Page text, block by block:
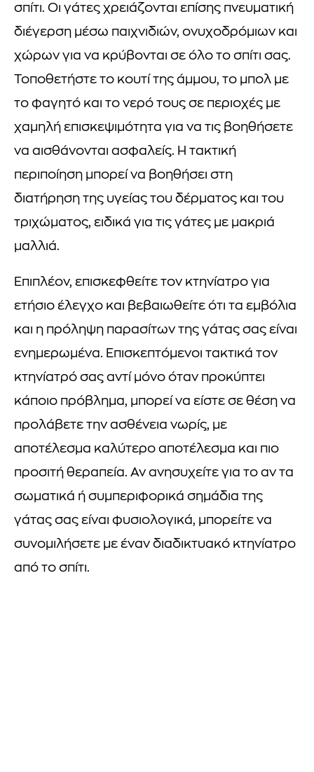
σπίτι. Οι γάτες χρειάζονται επίσης πνευματική
διέγερση μέσω παιχνιδιών, ονυχοδρόμιων και
χώρων για να κρύβονται σε όλο το σπίτι σας.
Τοποθετήστε το κουτί της άμμου, το μπολ με
το φαγητό και το νερό τους σε περιοχές με
χαμηλή επισκεψιμότητα για να τις βοηθήσετε
να αισθάνονται ασφαλείς. Η τακτική
περιποίηση μπορεί να βοηθήσει στη
διατήρηση της υγείας του δέρματος και του
τριχώματος, ειδικά για τις γάτες με μακριά
μαλλιά.
Επιπλέον, επισκεφθείτε τον κτηνίατρο για
ετήσιο έλεγχο και βεβαιωθείτε ότι τα εμβόλια
και η πρόληψη παρασίτων της γάτας σας είναι
ενημερωμένα. Επισκεπτόμενοι τακτικά τον
κτηνίατρό σας αντί μόνο όταν προκύπτει
κάποιο πρόβλημα, μπορεί να είστε σε θέση να
προλάβετε την ασθένεια νωρίς, με
αποτέλεσμα καλύτερο αποτέλεσμα και πιο
προσιτή θεραπεία. Αν ανησυχείτε για το αν τα
σωματικά ή συμπεριφορικά σημάδια της
γάτας σας είναι φυσιολογικά, μπορείτε να
συνομιλήσετε με έναν διαδικτυακό κτηνίατρο
από το σπίτι.